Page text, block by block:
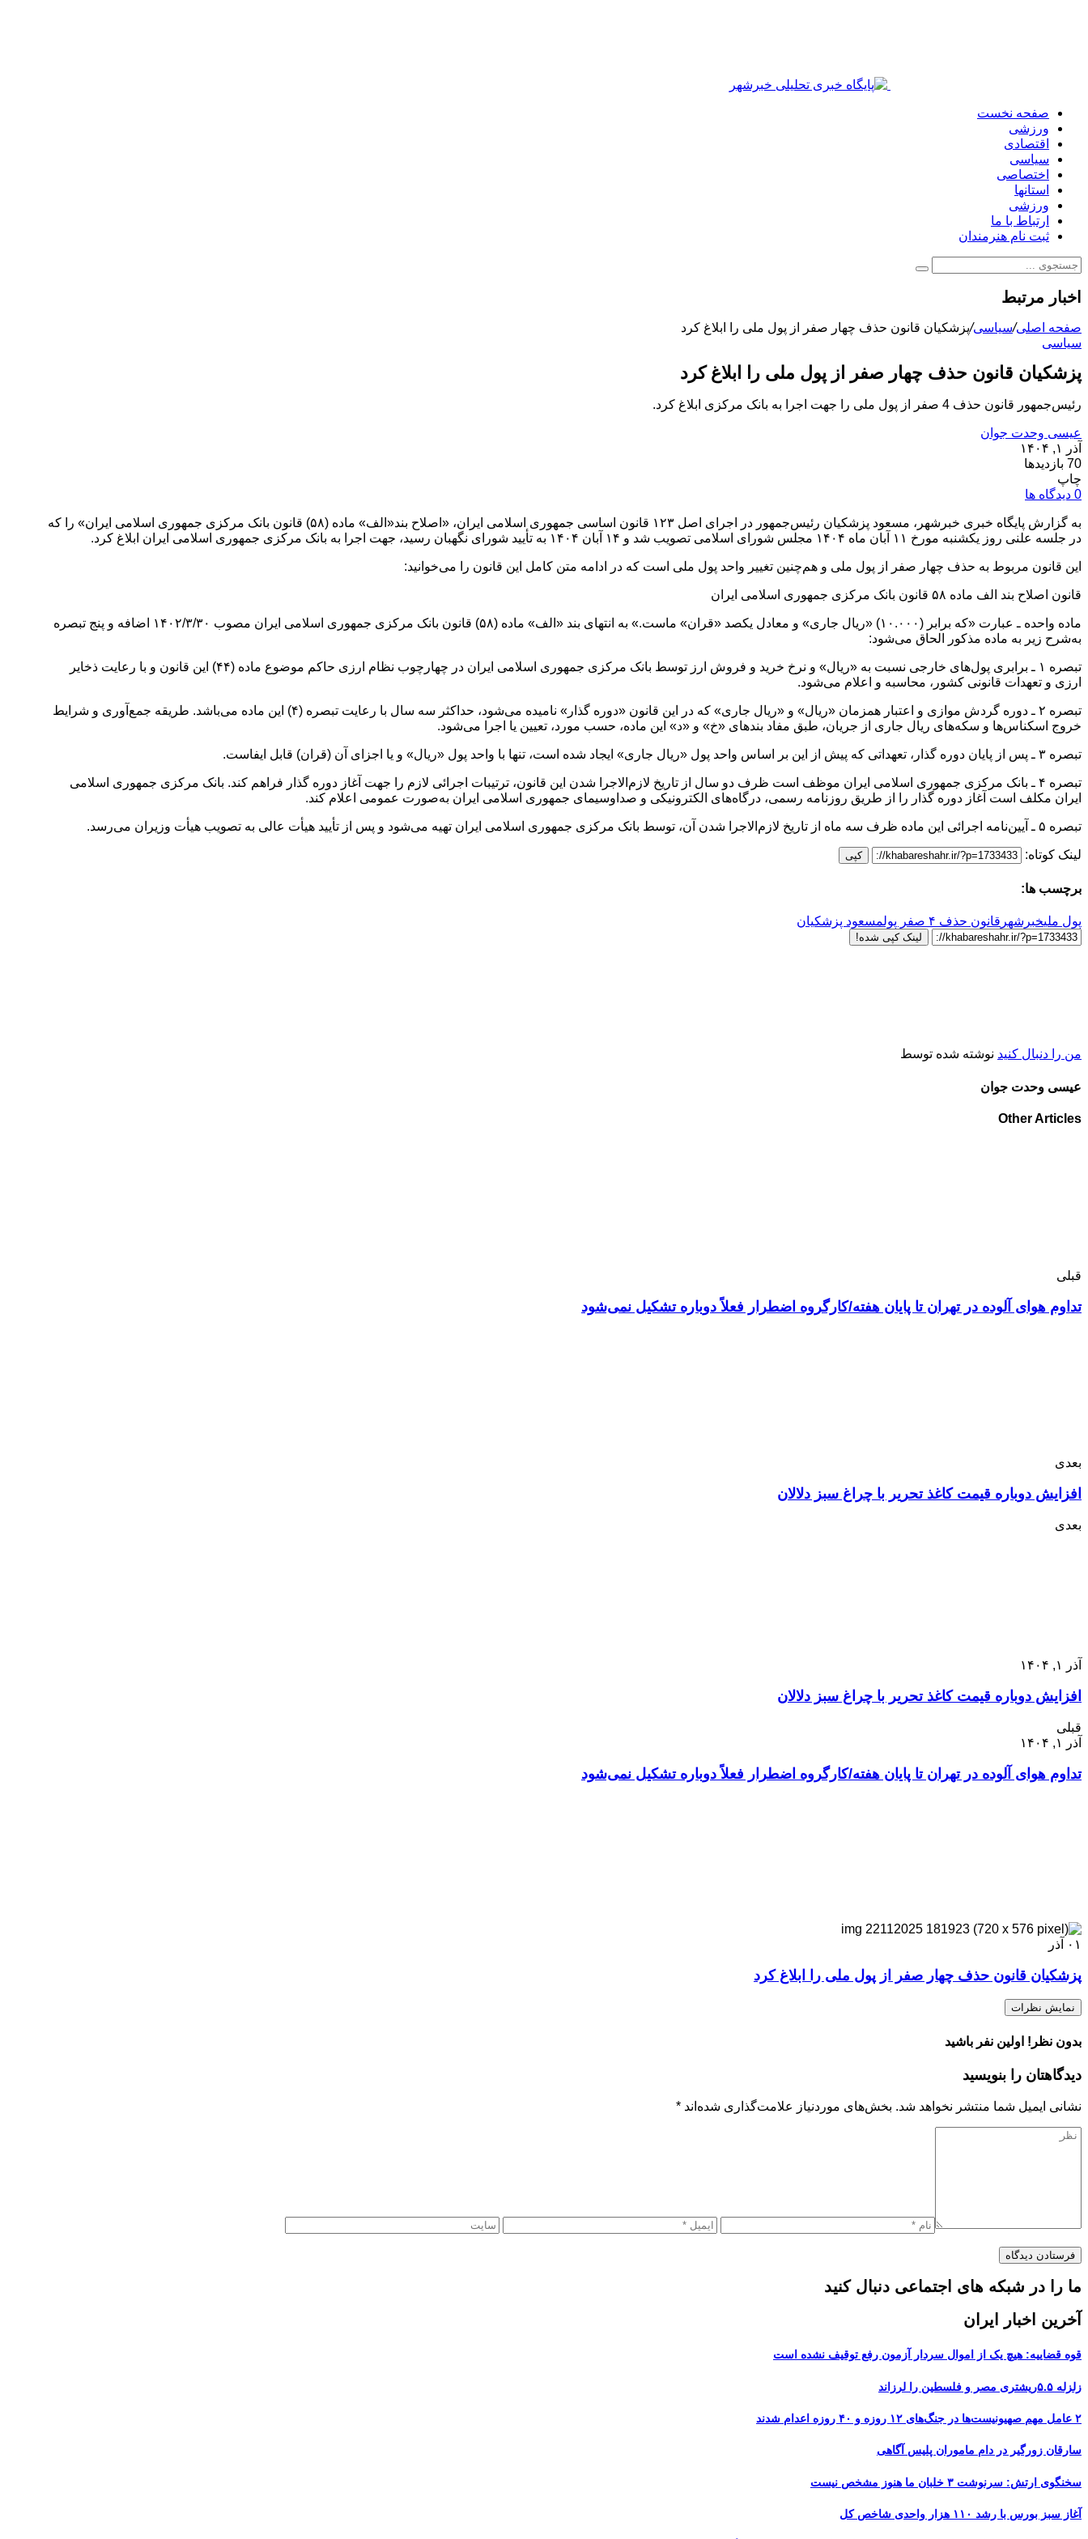
صفحه نخست
ورزشی
اقتصادی
سیاسی
اختصاصی
استانها
ورزشی
ارتباط با ما
ثبت نام هنرمندان
اخبار مرتبط
صفحه اصلی/سیاسی/پزشکیان قانون حذف چهار صفر از پول ملی را ابلاغ کرد
سیاسی
پزشکیان قانون حذف چهار صفر از پول ملی را ابلاغ کرد
رئیس‌جمهور قانون حذف 4 صفر از پول ملی را جهت اجرا به بانک مرکزی ابلاغ کرد.
عیسی وحدت جوان
آذر ۱, ۱۴۰۴
70 بازدیدها
چاپ
0 دیدگاه ها
به گزارش پایگاه خبری خبرشهر، مسعود پزشکیان رئیس‌جمهور در اجرای اصل ۱۲۳ قانون اساسی جمهوری اسلامی ایران، «اصلاح بند«الف» ماده (۵۸) قانون بانک مرکزی جمهوری اسلامی ایران» را که
در جلسه علنی روز یکشنبه مورخ ۱۱ آبان ماه ۱۴۰۴ مجلس شورای اسلامی تصویب شد و ۱۴ آبان ۱۴۰۴ به تأیید شورای نگهبان رسید، جهت اجرا به بانک مرکزی جمهوری اسلامی ایران ابلاغ کرد.
این قانون مربوط به حذف چهار صفر از پول ملی و هم‌چنین تغییر واحد پول ملی است که در ادامه متن کامل این قانون را می‌خوانید:
قانون اصلاح بند الف ماده ۵۸ قانون بانک مرکزی جمهوری اسلامی ایران
ماده واحده ـ عبارت «که برابر (۱۰.۰۰۰) «ریال جاری» و معادل یکصد «قران» ماست.» به انتهای بند «الف» ماده (۵۸) قانون بانک مرکزی جمهوری اسلامی ایران مصوب ۱۴۰۲/۳/۳۰ اضافه و پنج تبصره
به‌شرح زیر به ماده مذکور الحاق می‌شود:
تبصره ۱ ـ برابری پول‌های خارجی نسبت به «ریال» و نرخ خرید و فروش ارز توسط بانک مرکزی جمهوری اسلامی ایران در چهارچوب نظام ارزی حاکم موضوع ماده (۴۴) این قانون و با رعایت ذخایر
ارزی و تعهدات قانونی کشور، محاسبه و اعلام می‌شود.
تبصره ۲ ـ دوره گردش موازی و اعتبار همزمان «ریال» و «ریال جاری» که در این قانون «دوره گذار» نامیده می‌شود، حداکثر سه سال با رعایت تبصره (۴) این ماده می‌باشد. طریقه جمع‌آوری و شرایط
خروج اسکناس‌ها و سکه‌های ریال جاری از جریان، طبق مفاد بندهای «خ» و «د» این ماده، حسب مورد، تعیین یا اجرا می‌شود.
تبصره ۳ ـ پس از پایان دوره گذار، تعهداتی که پیش از این بر اساس واحد پول «ریال جاری» ایجاد شده است، تنها با واحد پول «ریال» و یا اجزای آن (قران) قابل ایفاست.
تبصره ۴ ـ بانک مرکزی جمهوری اسلامی ایران موظف است ظرف دو سال از تاریخ لازم‌الاجرا شدن این قانون، ترتیبات اجرائی لازم را جهت آغاز دوره گذار فراهم کند. بانک مرکزی جمهوری اسلامی
ایران مکلف است آغاز دوره گذار را از طریق روزنامه رسمی، درگاه‌های الکترونیکی و صداوسیمای جمهوری اسلامی ایران به‌صورت عمومی اعلام کند.
تبصره ۵ ـ آیین‌نامه اجرائی این ماده ظرف سه ماه از تاریخ لازم‌الاجرا شدن آن، توسط بانک مرکزی جمهوری اسلامی ایران تهیه می‌شود و پس از تأیید هیأت عالی به تصویب هیأت وزیران می‌رسد.
لینک کوتاه: کپی
برچسب ها:
پول ملیخبرشهر قانون حذف ۴ صفر پول مسعود پزشکیان
لینک کپی شده!
من را دنبال کنید نوشته شده توسط
عیسی وحدت جوان
Other Articles
قبلی
تداوم هوای آلوده در تهران تا پایان هفته/کارگروه اضطرار فعلاً دوباره تشکیل نمی‌شود
بعدی
افزایش دوباره قیمت کاغذ تحریر با چراغ سبز دلالان
بعدی
آذر ۱, ۱۴۰۴
افزایش دوباره قیمت کاغذ تحریر با چراغ سبز دلالان
قبلی
آذر ۱, ۱۴۰۴
تداوم هوای آلوده در تهران تا پایان هفته/کارگروه اضطرار فعلاً دوباره تشکیل نمی‌شود
۰۱ آذر
پزشکیان قانون حذف چهار صفر از پول ملی را ابلاغ کرد
نمایش نظرات
بدون نظر! اولین نفر باشید
دیدگاهتان را بنویسید
نشانی ایمیل شما منتشر نخواهد شد. بخش‌های موردنیاز علامت‌گذاری شده‌اند *
ما را در شبکه های اجتماعی دنبال کنید
آخرین اخبار ایران
قوه قضاییه: هیچ یک از اموال سردار آزمون رفع توقیف نشده است
زلزله ۵.۵ریشتری مصر و فلسطین را لرزاند
۲ عامل مهم صهیونیست‌ها در جنگ‌های ۱۲ روزه و ۴۰ روزه اعدام شدند
سارقان زورگیر در دام ماموران پلیس آگاهی
سخنگوی ارتش: سرنوشت ۳ خلبان ما هنوز مشخص نیست
آغاز سبز بورس با رشد ۱۱۰ هزار واحدی شاخص کل